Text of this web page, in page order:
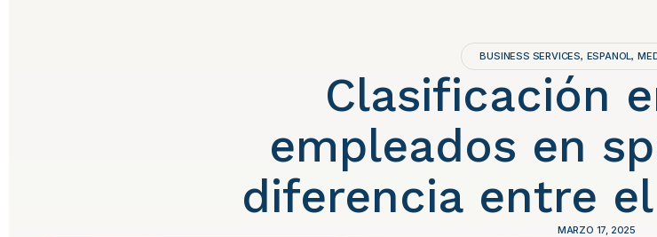
BUSINESS SERVICES, ESPANOL,
Clasificación
empleados en
diferencia entre
MARZO 17, 2025